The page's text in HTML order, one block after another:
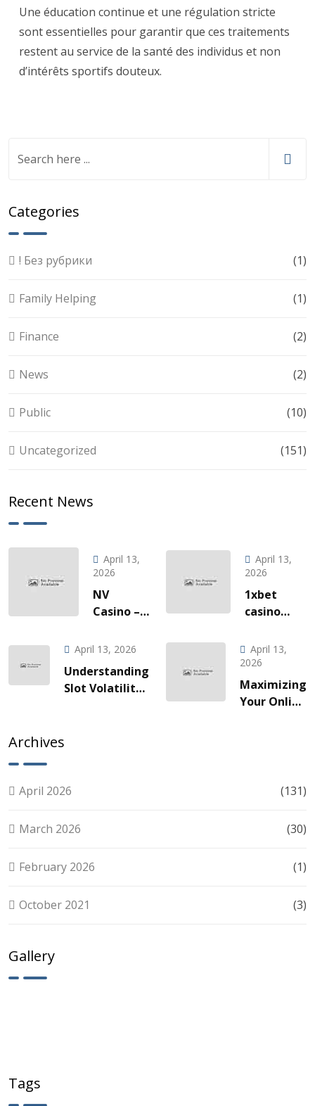
Une éducation continue et une régulation stricte
sont essentielles pour garantir que ces traitements
restent au service de la santé des individus et non
d’intérêts sportifs douteux.
Categories
! Без рубрики (1)
Family Helping (1)
Finance (2)
News (2)
Public (10)
Uncategorized (151)
Recent News
April 13,
2026
NV
Casino –
Gaming
Vožnje
Slotova i
April 13,
2026
1xbet
casino
à une
odyssée
de gains
fulgurants
April 13, 2026
Understanding
Slot Volatility:
April 13,
2026
Maximizing
Your Online
Archives
April 2026 (131)
March 2026 (30)
February 2026 (1)
October 2021 (3)
Gallery
Tags